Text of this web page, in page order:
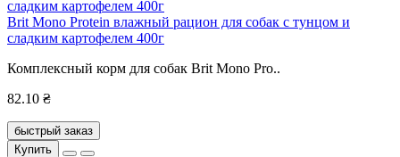
Brit Mono Protein влажный рацион для собак с тунцом и
сладким картофелем 400г
Комплексный корм для собак Brit Mono Pro..
82.10 ₴
быстрый заказ
Купить